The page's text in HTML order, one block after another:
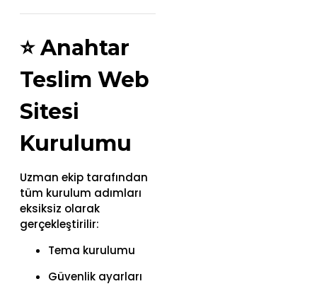
⭐Anahtar
Teslim Web
Sitesi
Kurulumu
Uzman ekip tarafından
tüm kurulum adımları
eksiksiz olarak
gerçekleştirilir:
Tema kurulumu
Güvenlik ayarları